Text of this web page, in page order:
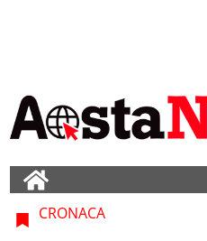
CRONACA